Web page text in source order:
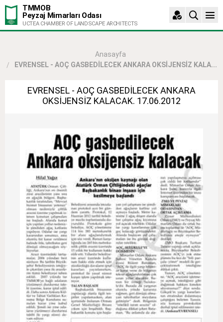
TMMOB
Peyzaj Mimarları Odası
UCTEA CHAMBER OF LANDSCAPE ARCHITECTS
Anasayfa
EVRENSEL - AOÇ GASBEDİLECEK ANKARA OKSİJENSİZ KALA...
EVRENSEL - AOÇ GASBEDİLECEK ANKARA
OKSİJENSİZ KALACAK. 17.06.2012